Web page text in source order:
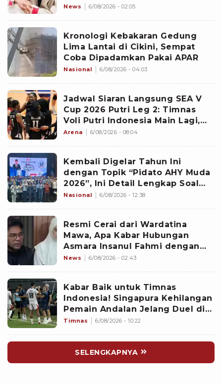
Terdekat
News 6/08/2026 - 02:05
Kronologi Kebakaran Gedung
Lima Lantai di Cikini, Sempat
Coba Dipadamkan Pakai APAR
Nasional 6/08/2026 - 04:03
Jadwal Siaran Langsung SEA V
Cup 2026 Putri Leg 2: Timnas
Voli Putri Indonesia Main Lagi,
Langsung Hadapi Vietnam
Arena 6/08/2026 - 08:04
Kembali Digelar Tahun Ini
dengan Topik “Pidato AHY Muda
2026”, Ini Detail Lengkap Soal
Lomba Rakyat
Nasional 6/08/2026 - 12:38
Resmi Cerai dari Wardatina
Mawa, Apa Kabar Hubungan
Asmara Insanul Fahmi dengan
Inara Rusli?
News 6/08/2026 - 02:43
Kabar Baik untuk Timnas
Indonesia! Singapura Kehilangan
Pemain Andalan Jelang Duel di
Piala AFF 2026
Timnas 6/08/2026 - 10:22
SELENGKAPNYA